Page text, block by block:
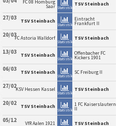
FC 08 Homburg
Saar Statistikk
TSV Steinbach
27/03 TSV Steinbach
Statistikk
Eintracht
Frankfurt II
20/03FC Astoria Walldorf
Statistikk
TSV Steinbach
13/03 TSV Steinbach
Statistikk
Offenbacher FC
Kickers 1901
06/03 TSV Steinbach
Statistikk
SC Freiburg II
27/02KSV Hessen Kassel
Statistikk
TSV Steinbach
20/02 TSV Steinbach
Statistikk
1 FC Kaiserslautern
II
05/12 VfR Aalen 1921 TSV Steinbach